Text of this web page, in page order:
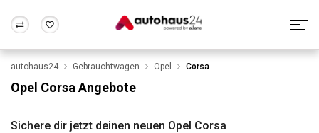
Wir bewerten dein Auto
Alle Fragen & Antworten
Rund um die Inzahlungnahme
Frankfurt Wuppertal
autohaus24 Gebrauchtwagen Opel Corsa
Opel Corsa Angebote
Sichere dir jetzt deinen neuen Opel Corsa